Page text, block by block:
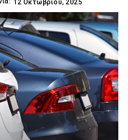
12 Οκτωβρίου, 2025